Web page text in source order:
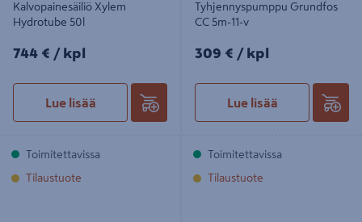
Kalvopainesäiliö Xylem
Hydrotube 50l
744€/kpl
744 € / kpl
Lue lisää
Toimitettavissa
Tilaustuote
Tyhjennyspumppu Grundfos
CC 5m-11-v
309€/kpl
309 € / kpl
Lue lisää
Toimitettavissa
Tilaustuote